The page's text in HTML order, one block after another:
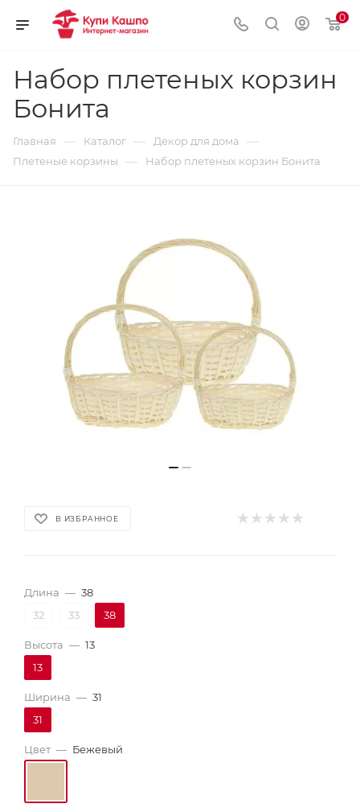
0
Набор плетеных корзин
Бонита
Главная — Каталог — Декор для дома —
Плетеные корзины — Набор плетеных корзин Бонита
В ИЗБРАННОЕ
Длина — 38
32
33 38
Высота — 13
13
Ширина — 31
31
Цвет — Бежевый